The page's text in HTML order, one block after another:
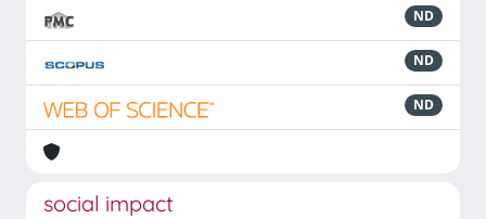
ND
ND
ND
social impact